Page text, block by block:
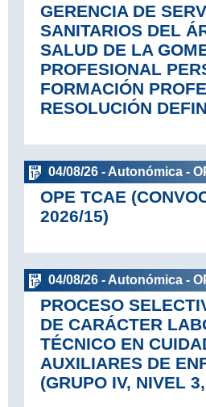
GERENCIA DE
SANITARIOS DEL
SALUD DE LA
PROFESIONAL
FORMACIÓN
RESOLUCIÓN
04/08/26 - Autonómica -
OPE TCAE
2026/15)
04/08/26 - Autonómica -
PROCESO
DE CARÁCTER
TÉCNICO EN
AUXILIARES DE
(GRUPO IV, NIVEL